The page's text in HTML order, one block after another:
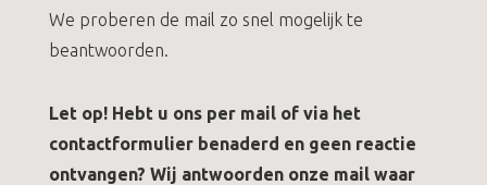
We proberen de mail zo snel mogelijk te
beantwoorden.
Let op! Hebt u ons per mail of via het
contactformulier benaderd en geen reactie
ontvangen? Wij antwoorden onze mail waar